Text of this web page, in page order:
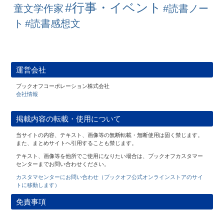
童文学作家 #行事・イベント #読書ノー
ト #読書感想文
運営会社
ブックオフコーポレーション株式会社
会社情報
掲載内容の転載・使用について
当サイトの内容、テキスト、画像等の無断転載・無断使用は固く禁じます。
また、まとめサイトへ引用することも禁じます。
テキスト、画像等を他所でご使用になりたい場合は、ブックオフカスタマー
センターまでお問い合わせください。
カスタマセンターにお問い合わせ（ブックオフ公式オンラインストアのサイ
トに移動します）
免責事項